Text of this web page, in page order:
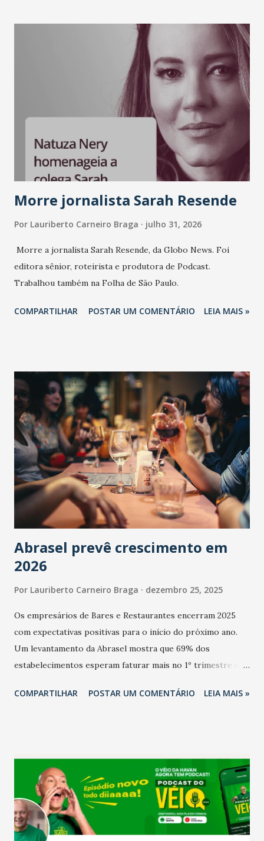
Morre jornalista Sarah Resende
Por Lauriberto Carneiro Braga julho 31, 2026
Morre a jornalista Sarah Resende, da Globo News. Foi
editora sênior, roteirista e produtora de Podcast.
Trabalhou também na Folha de São Paulo.
COMPARTILHAR POSTAR UM COMENTÁRIO LEIA MAIS »
Abrasel prevê crescimento em
2026
Por Lauriberto Carneiro Braga dezembro 25, 2025
Os empresários de Bares e Restaurantes encerram 2025
com expectativas positivas para o início do próximo ano.
Um levantamento da Abrasel mostra que 69% dos
estabelecimentos esperam faturar mais no 1º trimestre de
relação ao último trimestre deste ano, 56% também
confraternizações de fim de ano e pelo pagamento do 13º
Salário para um número maior de trabalhadores, já que o
país tem a menor taxa de desemprego dos anos recentes.
Ainda segundo a Pesquisa, em novembro de 2025, 40% dos
bares e restaurantes operaram com lucro e outros 40%
COMPARTILHAR POSTAR UM COMENTÁRIO LEIA MAIS »